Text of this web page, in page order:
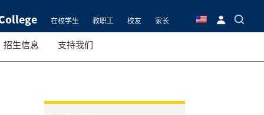
在校学生 教职工 校友 家长
招生信息 支持我们